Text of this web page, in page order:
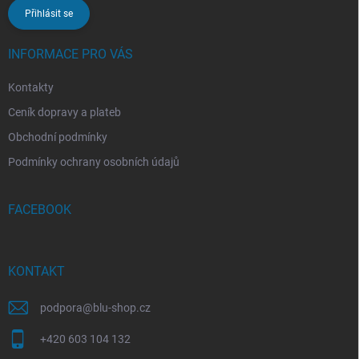
Přihlásit se
INFORMACE PRO VÁS
Kontakty
Ceník dopravy a plateb
Obchodní podmínky
Podmínky ochrany osobních údajů
FACEBOOK
KONTAKT
podpora@blu-shop.cz
+420 603 104 132